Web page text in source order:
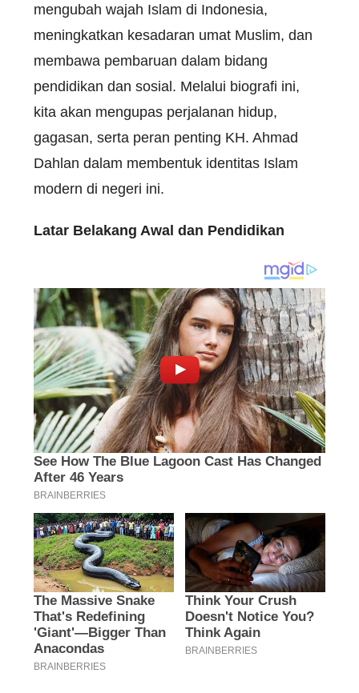
mengubah wajah Islam di Indonesia,
meningkatkan kesadaran umat Muslim, dan
membawa pembaruan dalam bidang
pendidikan dan sosial. Melalui biografi ini,
kita akan mengupas perjalanan hidup,
gagasan, serta peran penting KH. Ahmad
Dahlan dalam membentuk identitas Islam
modern di negeri ini.
Latar Belakang Awal dan Pendidikan